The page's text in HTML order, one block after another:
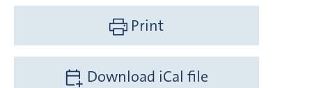
Print
Download iCal file